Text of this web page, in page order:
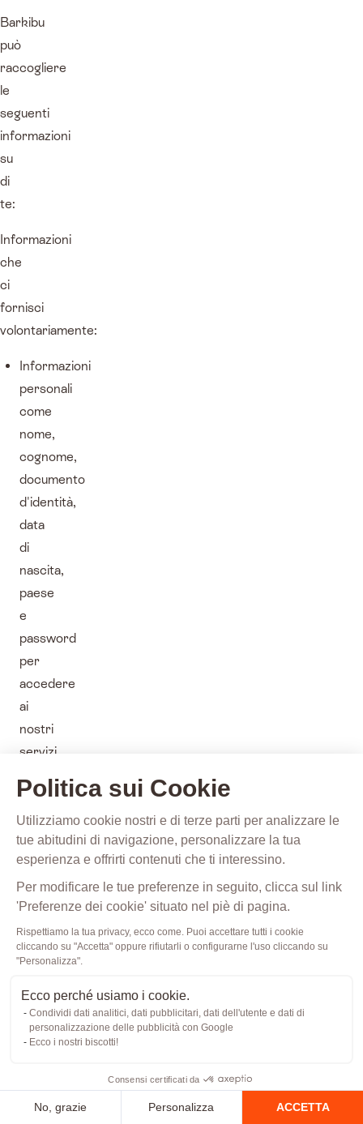
Politica sui Cookie
Utilizziamo cookie nostri e di terze parti per analizzare le
tue abitudini di navigazione, personalizzare la tua
esperienza e offrirti contenuti che ti interessino.
Per modificare le tue preferenze in seguito, clicca sul link
'Preferenze dei cookie' situato nel piè di pagina.
Rispettiamo la tua privacy, ecco come. Puoi accettare tutti i cookie
cliccando su "Accetta" oppure rifiutarli o configurarne l'uso cliccando su
"Personalizza".
Ecco perché usiamo i cookie.
Condividi dati analitici, dati pubblicitari, dati dell'utente e dati di
personalizzazione delle pubblicità con Google
Ecco i nostri biscotti!
Consensi certificati da
No, grazie Personalizza ACCETTA
Barkibu
può
raccogliere
le
seguenti
informazioni
su
di
te:
Informazioni
che
ci
fornisci
volontariamente:
Informazioni
personali
come
nome,
cognome,
documento
d'identità,
data
di
nascita,
paese
e
password
per
accedere
ai
nostri
servizi.
Informazioni
di
contatto
come
indirizzo
email,
numero
di
telefono,
indirizzo
codice